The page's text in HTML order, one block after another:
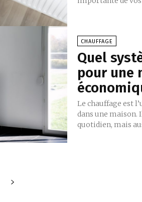
CHAUFFAGE
Quel
pour une
Le chauffage est
dans une
quotidien, mais